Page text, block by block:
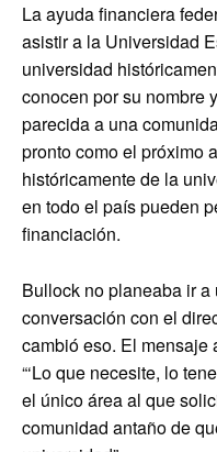
La ayuda financiera
asistir a la Universidad
universidad
conocen por su nombre
parecida a una
pronto como el próximo
históricamente de la
en todo el país pueden
financiación.
Bullock no planeaba ir
conversación con el
cambió eso. El mensaje
“‘Lo que necesite, lo
el único área al que
comunidad antaño de